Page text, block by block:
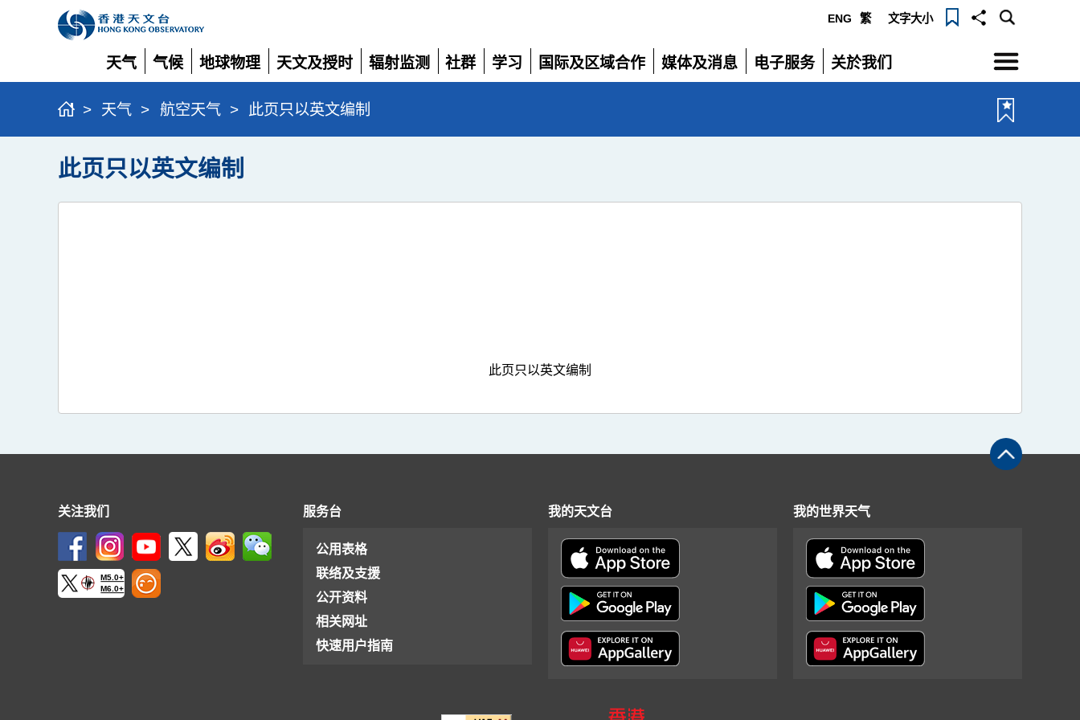
ENG 繁 文字大小
天气
展
开
气候
展
开
地球物理
展
开
天文及授时
展
开
辐射监测
展
开
社群
展
学习
展
国际及区域合作
展
媒体及消息
展
电子服务
展
关於我们
展
选
单
> 天气 > 航空天气 > 此页只以英文编制
此页只以英文编制
此页只以英文编制
关注我们
M5.0+
M6.0+
服务台
公用表格
联络及支援
公开资料
相关网址
快速用户指南
我的天文台 我的世界天气